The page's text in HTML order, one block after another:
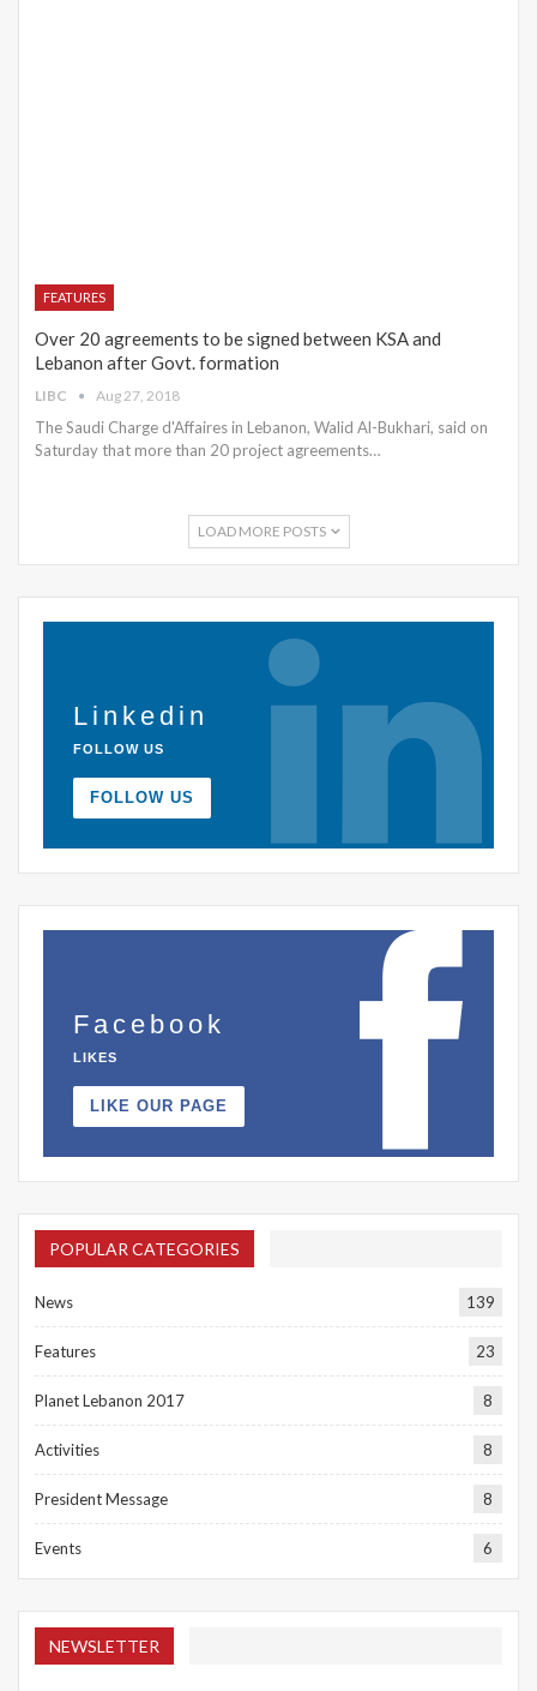
FEATURES
Over 20 agreements to be signed between KSA and
Lebanon after Govt. formation
LIBC Aug 27, 2018
The Saudi Charge d'Affaires in Lebanon, Walid Al-Bukhari, said on
Saturday that more than 20 project agreements…
LOAD MORE POSTS
Linkedin
FOLLOW US
FOLLOW US
Facebook
LIKES
LIKE OUR PAGE
POPULAR CATEGORIES
News 139
Features 23
Planet Lebanon 2017 8
Activities 8
President Message 8
Events 6
NEWSLETTER